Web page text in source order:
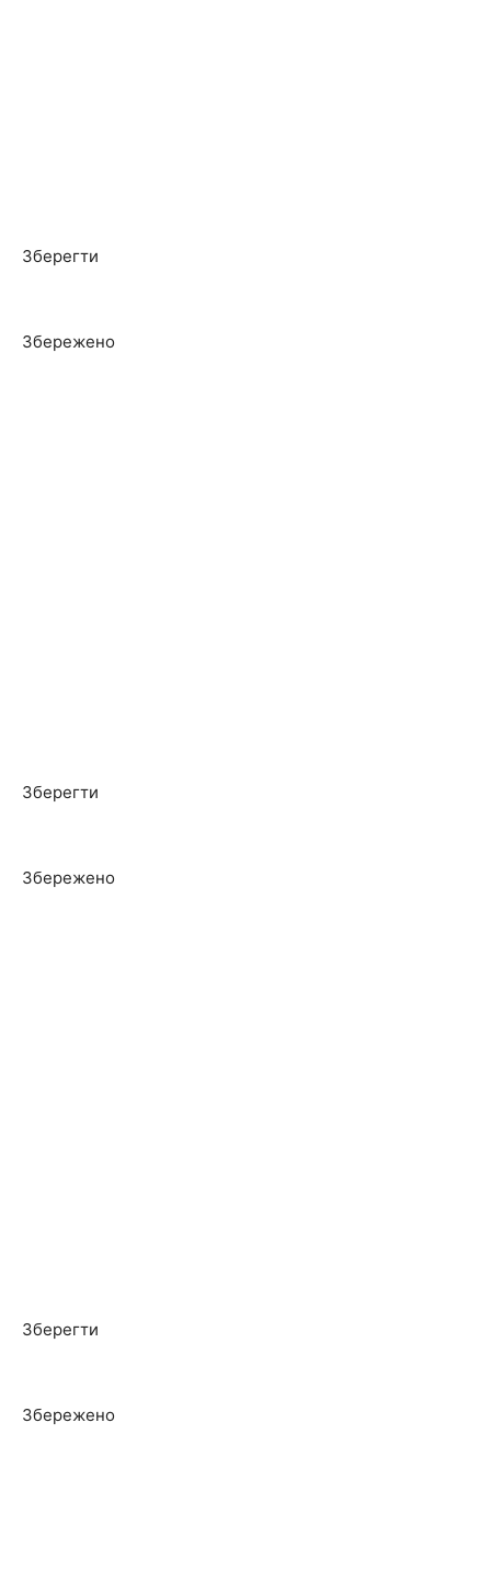
Зберегти
Збережено
Зберегти
Збережено
Зберегти
Збережено